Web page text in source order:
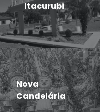
Itacurubi
Nova
Candelária